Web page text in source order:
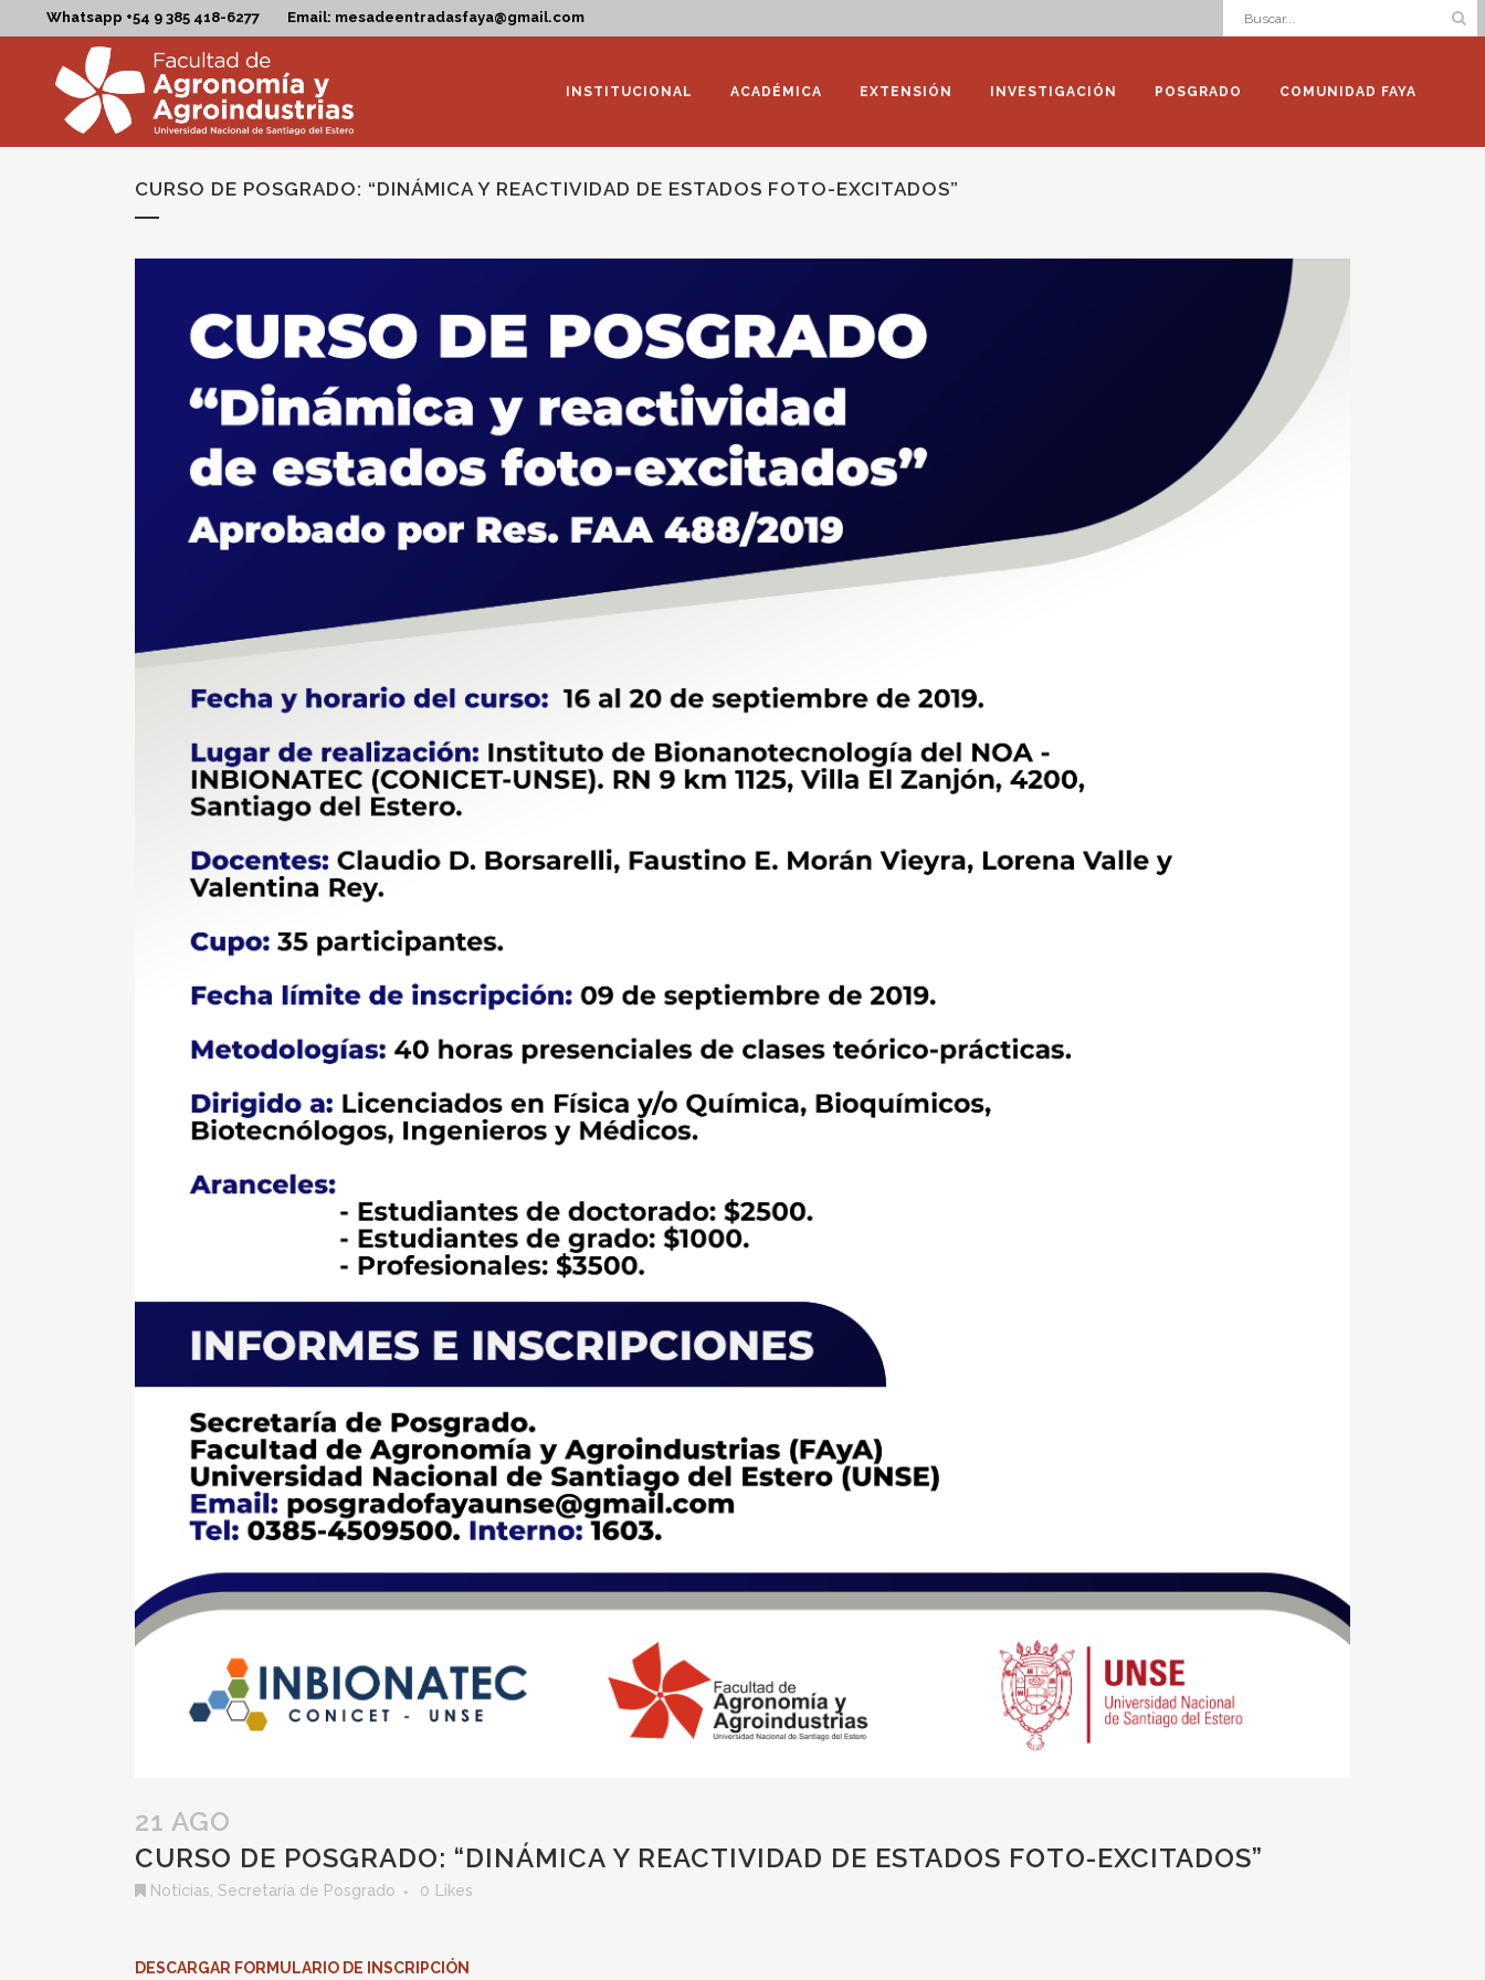
Email: mesadeentradasfaya@gmail.com
Whatsapp +54 9 385 418-6277
INSTITUCIONAL ACADÉMICA EXTENSIÓN INVESTIGACIÓN POSGRADO COMUNIDAD FAYA
CURSO DE POSGRADO: “DINÁMICA Y REACTIVIDAD DE ESTADOS FOTO-EXCITADOS”
21 AGO
CURSO DE POSGRADO: “DINÁMICA Y REACTIVIDAD DE ESTADOS FOTO-EXCITADOS”
Noticias Secretaría de Posgrado 0 Likes
DESCARGAR FORMULARIO DE INSCRIPCIÓN